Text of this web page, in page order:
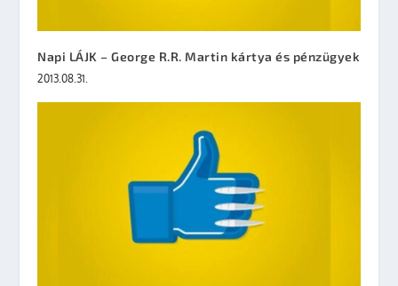
Napi LÁJK – George R.R. Martin kártya és pénzügyek
2013.08.31.